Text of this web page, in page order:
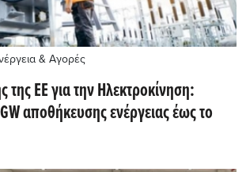
& Αγορές
της ΕΕ για την Ηλεκτροκίνηση:
αποθήκευσης ενέργειας έως το